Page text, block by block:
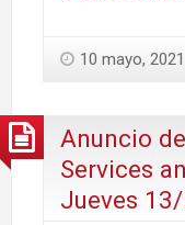
10 mayo, 2021
Anuncio
Services
Jueves